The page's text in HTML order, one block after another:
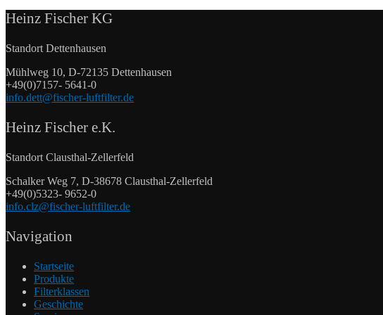
Heinz Fischer KG
Standort Dettenhausen
Mühlweg 10, D-72135 Dettenhausen
+49(0)7157- 5641-0
info.dett@fischer-luftfilter.de
Heinz Fischer e.K.
Standort Clausthal-Zellerfeld
Schalker Weg 7, D-38678 Clausthal-Zellerfeld
+49(0)5323- 9652-0
info.clz@fischer-luftfilter.de
Navigation
Startseite
Produkte
Filterklassen
Geschichte